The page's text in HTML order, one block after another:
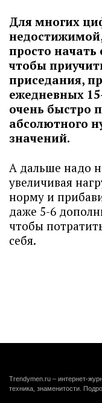
Для многих
просто начать
чтобы
приседания,
ежедневных
очень быстро
абсолютного
значений.
А дальше надо
увеличивая
норму и
даже 5-6
чтобы
себя.
Trendymen.ru – интернет-
техника, знаменитости.